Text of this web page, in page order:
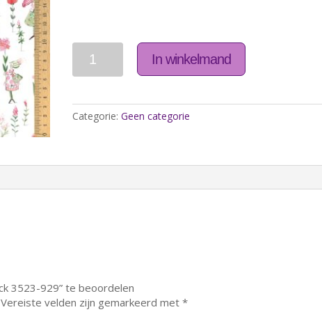
Aantal
In winkelmand
Categorie:Geen categorie
3523-929” te beoordelen
Vereiste velden zijn gemarkeerd met *